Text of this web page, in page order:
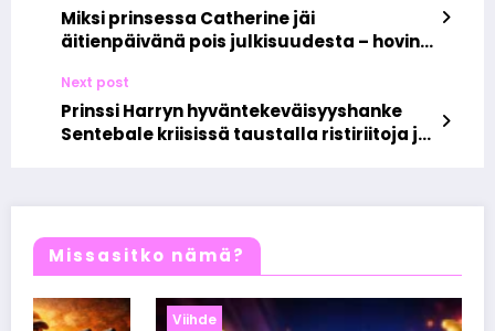
Miksi prinsessa Catherine jäi
äitienpäivänä pois julkisuudesta – hovin
Next post
Prinssi Harryn hyväntekeväisyyshanke
Sentebale kriisissä taustalla ristiriitoja ja
Missasitko nämä?
Viihde